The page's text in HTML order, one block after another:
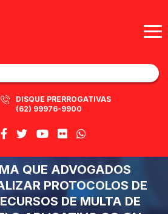
DISQUE PRERROGATIVAS
(62) 99976-9900
QUE ADVOGADOS
PROTOCOLOS DE
DE MULTA DE